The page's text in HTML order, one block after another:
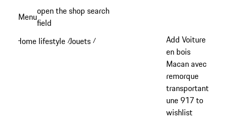
principal
Menuopen the shop search
field
Home lifestyle /Jouets /
Add Voiture
en bois
Macan avec
remorque
transportant
une 917 to
wishlist